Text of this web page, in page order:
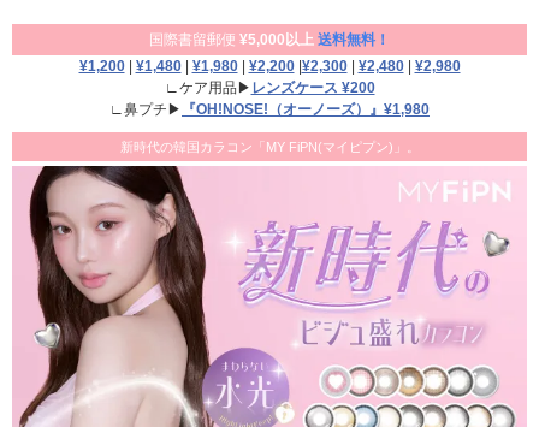
国際書留郵便 ¥5,000以上 送料無料！
¥1,200| ¥1,480| ¥1,980| ¥2,200| ¥2,300| ¥2,480| ¥2,980
∟ケア用品▶ レンズケース ¥200
∟鼻プチ▶
『OH!NOSE!（オーノーズ）』¥1,980
新時代の韓国カラコン「MY FiPN(マイピプン)」。